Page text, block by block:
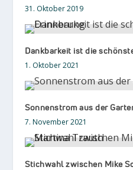
31. Oktober 2019
Dankbarkeit ist die
1. Oktober 2021
Sonnenstrom aus der
7. November 2021
Stichwahl zwischen Mike